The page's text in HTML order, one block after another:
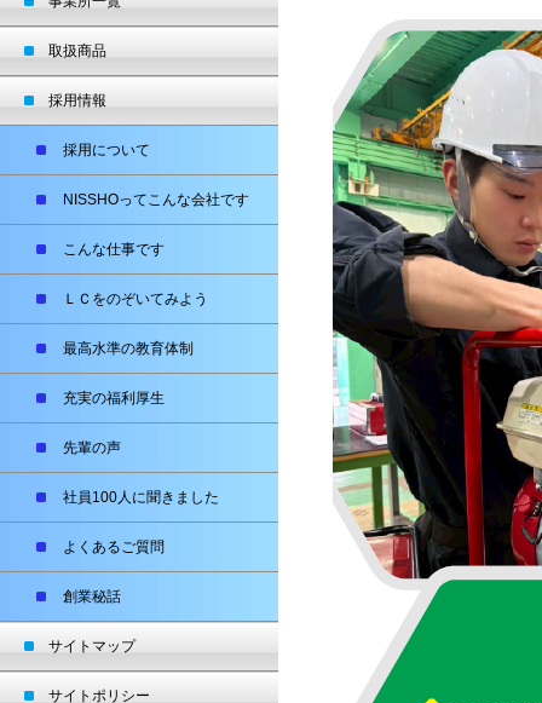
取扱商品
採用情報
採用について
NISSHOってこんな会社です
こんな仕事です
ＬＣをのぞいてみよう
最高水準の教育体制
充実の福利厚生
先輩の声
社員100人に聞きました
よくあるご質問
創業秘話
サイトマップ
サイトポリシー